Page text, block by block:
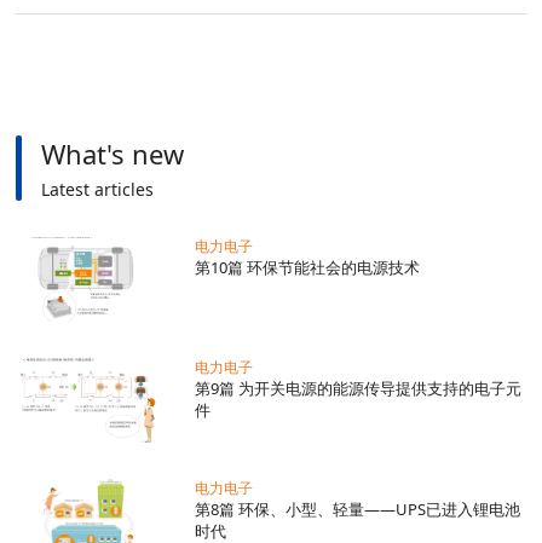
What's new
Latest articles
电力电子
第10篇 环保节能社会的电源技术
电力电子
第9篇 为开关电源的能源传导提供支持的电子元
件
电力电子
第8篇 环保、小型、轻量——UPS已进入锂电池
时代